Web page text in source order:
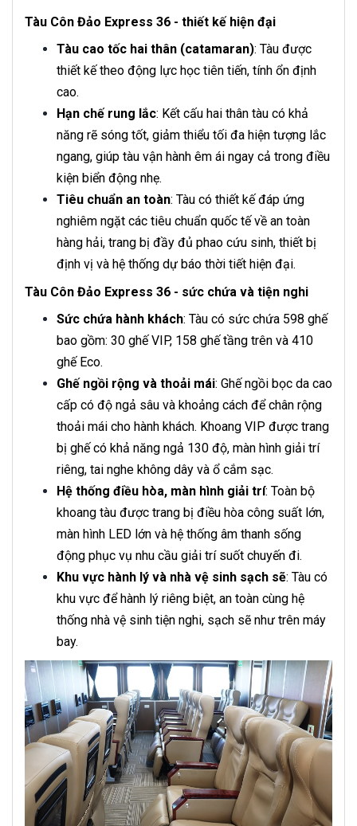
Tàu Côn Đảo Express 36 - thiết kế hiện đại
Tàu cao tốc hai thân (catamaran): Tàu được
thiết kế theo động lực học tiên tiến, tính ổn định
cao.
Hạn chế rung lắc: Kết cấu hai thân tàu có khả
năng rẽ sóng tốt, giảm thiểu tối đa hiện tượng lắc
ngang, giúp tàu vận hành êm ái ngay cả trong điều
kiện biển động nhẹ.
Tiêu chuẩn an toàn: Tàu có thiết kế đáp ứng
nghiêm ngặt các tiêu chuẩn quốc tế về an toàn
hàng hải, trang bị đầy đủ phao cứu sinh, thiết bị
định vị và hệ thống dự báo thời tiết hiện đại.
Tàu Côn Đảo Express 36 - sức chứa và tiện nghi
Sức chứa hành khách: Tàu có sức chứa 598 ghế
bao gồm: 30 ghế VIP, 158 ghế tầng trên và 410
ghế Eco.
Ghế ngồi rộng và thoải mái: Ghế ngồi bọc da cao
cấp có độ ngả sâu và khoảng cách để chân rộng
thoải mái cho hành khách. Khoang VIP được trang
bị ghế có khả năng ngả 130 độ, màn hình giải trí
riêng, tai nghe không dây và ổ cắm sạc.
Hệ thống điều hòa, màn hình giải trí: Toàn bộ
khoang tàu được trang bị điều hòa công suất lớn,
màn hình LED lớn và hệ thống âm thanh sống
động phục vụ nhu cầu giải trí suốt chuyến đi.
Khu vực hành lý và nhà vệ sinh sạch sẽ: Tàu có
khu vực để hành lý riêng biệt, an toàn cùng hệ
thống nhà vệ sinh tiện nghi, sạch sẽ như trên máy
bay.